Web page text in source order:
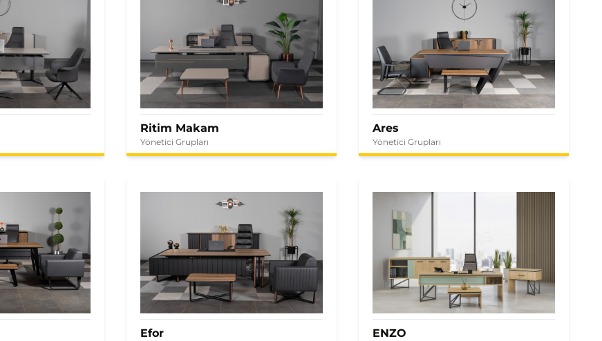
Ritim Makam
Yönetici Grupları
Ares
Yönetici Grupları
Efor ENZO